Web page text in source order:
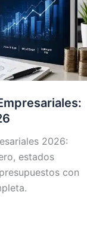
2026:
estados
con